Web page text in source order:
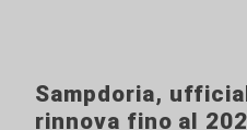
Sampdoria,
rinnova fino al